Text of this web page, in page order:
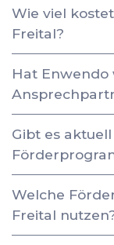
Wie viel
Freital?
Hat Enwendo
Gibt es
Welche
Freital